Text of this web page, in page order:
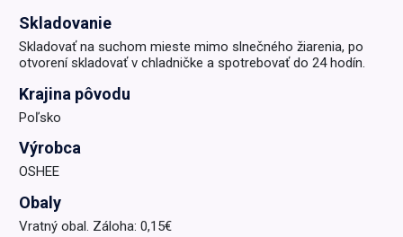
Skladovanie
Skladovať na suchom mieste mimo slnečného žiarenia, po
otvorení skladovať v chladničke a spotrebovať do 24 hodín.
Krajina pôvodu
Poľsko
Výrobca
OSHEE
Obaly
Vratný obal. Záloha: 0,15€